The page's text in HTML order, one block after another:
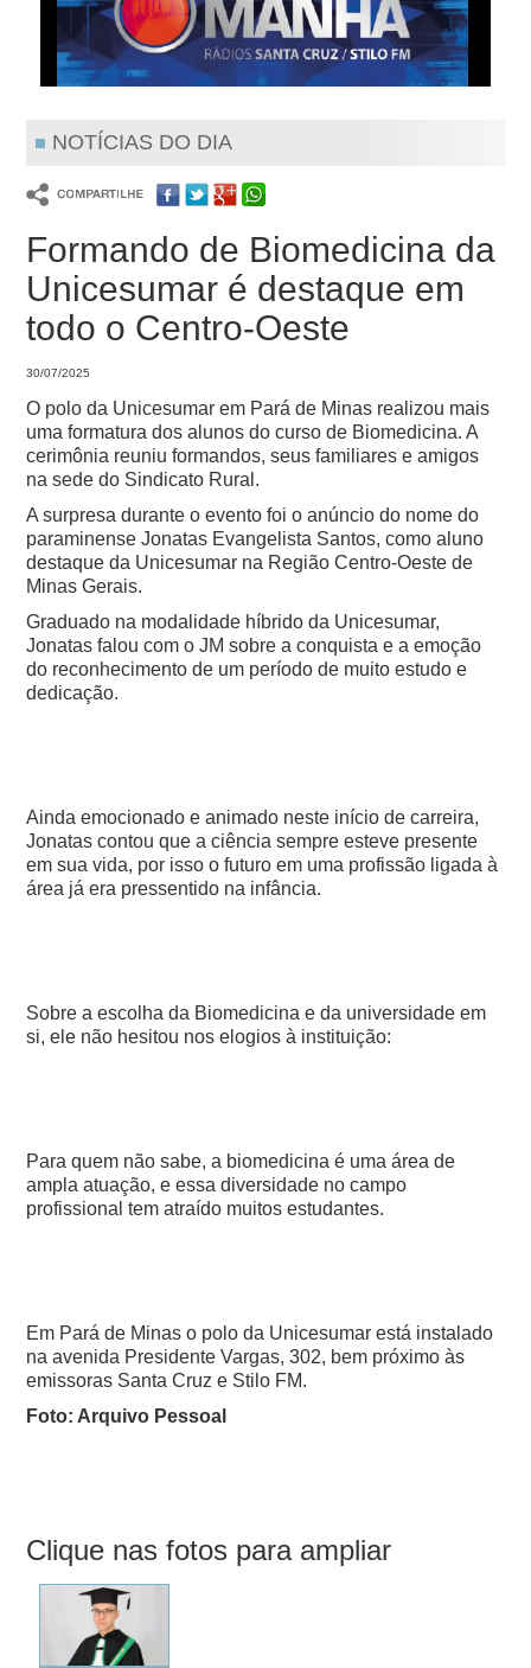
NOTÍCIAS DO DIA
Formando de Biomedicina da
Unicesumar é destaque em
todo o Centro-Oeste
30/07/2025
O polo da Unicesumar em Pará de Minas realizou mais
uma formatura dos alunos do curso de Biomedicina. A
cerimônia reuniu formandos, seus familiares e amigos
na sede do Sindicato Rural.
A surpresa durante o evento foi o anúncio do nome do
paraminense Jonatas Evangelista Santos, como aluno
destaque da Unicesumar na Região Centro-Oeste de
Minas Gerais.
Graduado na modalidade híbrido da Unicesumar,
Jonatas falou com o JM sobre a conquista e a emoção
do reconhecimento de um período de muito estudo e
dedicação.
Ainda emocionado e animado neste início de carreira,
Jonatas contou que a ciência sempre esteve presente
em sua vida, por isso o futuro em uma profissão ligada à
área já era pressentido na infância.
Sobre a escolha da Biomedicina e da universidade em
si, ele não hesitou nos elogios à instituição:
Para quem não sabe, a biomedicina é uma área de
ampla atuação, e essa diversidade no campo
profissional tem atraído muitos estudantes.
Em Pará de Minas o polo da Unicesumar está instalado
na avenida Presidente Vargas, 302, bem próximo às
emissoras Santa Cruz e Stilo FM.
Foto: Arquivo Pessoal
Clique nas fotos para ampliar